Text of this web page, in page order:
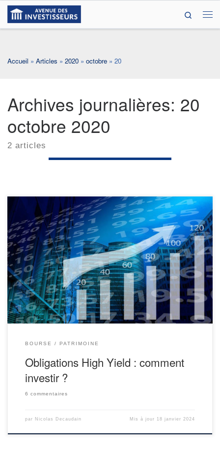
Passer au contenu
Search
Accueil » Articles » 2020 » octobre » 20
Archives journalières: 20
octobre 2020
2 articles
Pour la vision d’ensemble, nous avons abordé dans un précédent
article le cas des obligations en général et des obligations
Investment Grade (notamment accessibles via le fonds euro). Afin
d’aller plus loin, ce nouvel article sera consacré aux obligations
High Yield (HY). Pour rappel, investir en obligations revient à
devenir […]
BOURSE PATRIMOINE
Obligations High Yield : comment
investir ?
6 commentaires
par Nicolas Decaudain Mis à jour 18 janvier 2024